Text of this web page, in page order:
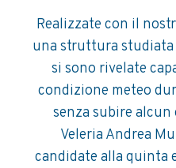
Realizzate con il
una struttura studiata
si sono rivelate
condizione meteo
senza subire alcun
Veleria Andrea
candidate alla quinta